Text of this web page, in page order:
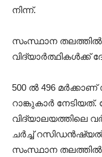
നിന്ന്.
സംസ്ഥാന തലത്തിൽ
വിദ്യാർത്ഥികൾക്ക്
500 ൽ 496
റാങ്കുകാർ നേടിയത്.
വിദ്യാലയത്തിലെ
ചർച്ച് റസിഡൻഷ്യൽ
സംസ്ഥാന തലത്തിൽ